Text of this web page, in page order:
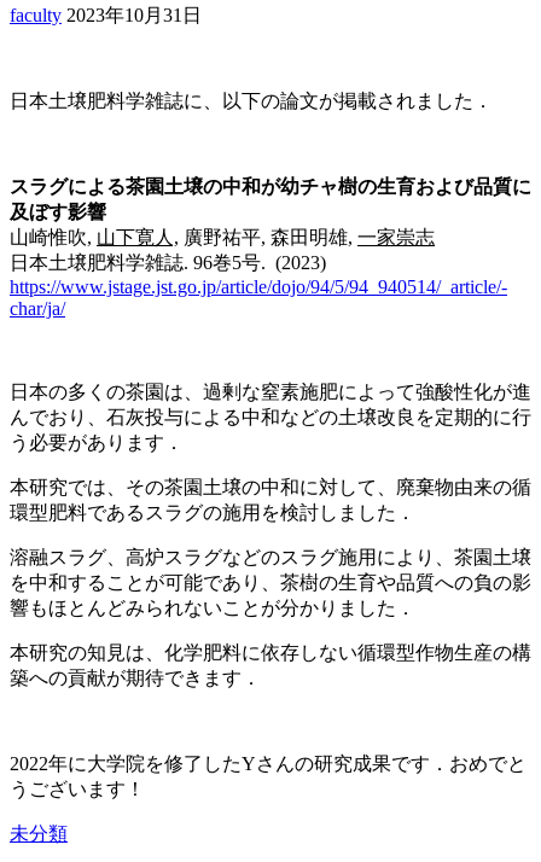
faculty 2023年10月31日
日本土壌肥料学雑誌に、以下の論文が掲載されました．
スラグによる茶園土壌の中和が幼チャ樹の生育および品質に
及ぼす影響
山崎惟吹, 山下寛人, 廣野祐平, 森田明雄, 一家崇志
日本土壌肥料学雑誌. 96巻5号. (2023)
https://www.jstage.jst.go.jp/article/dojo/94/5/94_940514/_article/-
char/ja/
日本の多くの茶園は、過剰な窒素施肥によって強酸性化が進
んでおり、石灰投与による中和などの土壌改良を定期的に行
う必要があります．
本研究では、その茶園土壌の中和に対して、廃棄物由来の循
環型肥料であるスラグの施用を検討しました．
溶融スラグ、高炉スラグなどのスラグ施用により、茶園土壌
を中和することが可能であり、茶樹の生育や品質への負の影
響もほとんどみられないことが分かりました．
本研究の知見は、化学肥料に依存しない循環型作物生産の構
築への貢献が期待できます．
2022年に大学院を修了したYさんの研究成果です．おめでと
うございます！
未分類